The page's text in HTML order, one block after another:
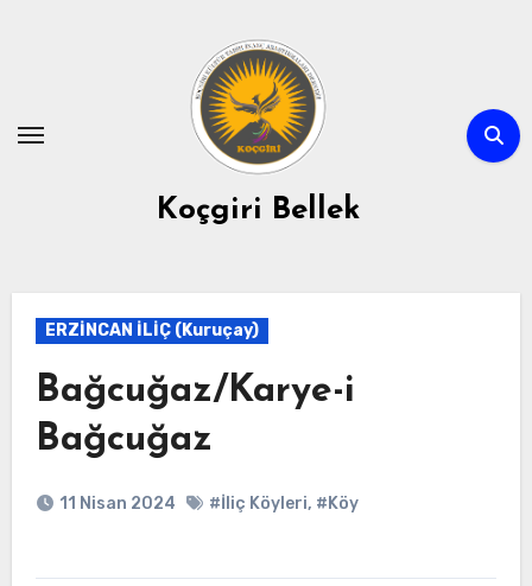
Koçgiri Bellek
ERZİNCAN İLİÇ (Kuruçay)
Bağcuğaz/Karye-i
Bağcuğaz
11 Nisan 2024 #İliç Köyleri, #Köy